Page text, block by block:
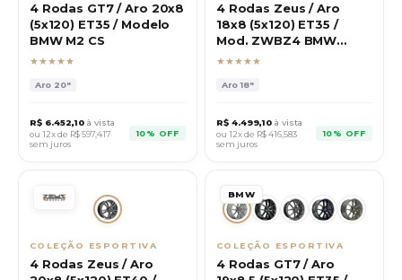
4 Rodas GT7 / Aro 20x8
(5x120) ET35 / Modelo
BMW M2 CS
★★★★★
Aro 20"
R$ 6.452,10 à vista
ou 12x de R$597,417
sem juros
10% OFF
4 Rodas Zeus / Aro
18x8 (5x120) ET35 /
Mod. ZWBZ4 BMW
320M GP
★★★★★
Aro18"
R$ 4.499,10 à vista
ou 12x de R$416,583
sem juros
10% OFF
COLEÇÃO ESPORTIVA
4 Rodas Zeus / Aro
BMW
COLEÇÃO ESPORTIVA
4 Rodas GT7 / Aro